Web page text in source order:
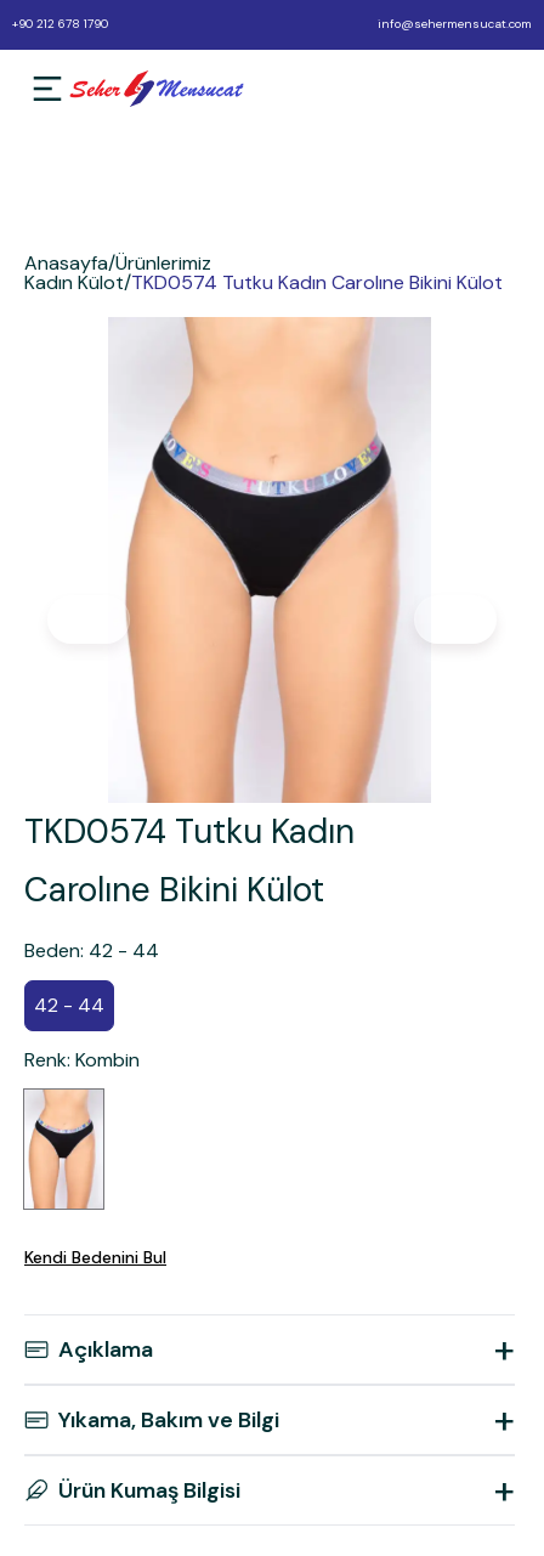
+90 212 678 1790 info@sehermensucat.com
Anasayfa/Ürünlerimiz
Kadın Külot/TKD0574 Tutku Kadın Carolıne Bikini Külot
TKD0574 Tutku Kadın
Carolıne Bikini Külot
Beden: 42 - 44
42 - 44
Renk: Kombin
Kendi Bedenini Bul
Açıklama +
Yıkama, Bakım ve Bilgi +
Ürün Kumaş Bilgisi +